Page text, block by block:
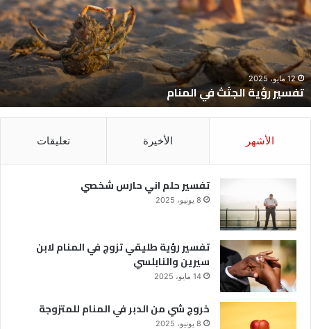
في
المنام
12 مايو، 2025
تفسير رؤية الجثث في المنام
الأشهر الأخيرة تعليقات
تفسير حلم اني حارس شخصي
8 يونيو، 2025
تفسير رؤية طليقي تزوج في المنام لابن
سيرين والنابلسي
14 مايو، 2025
خروج شي من الدبر في المنام للمتزوجة
8 يونيو، 2025